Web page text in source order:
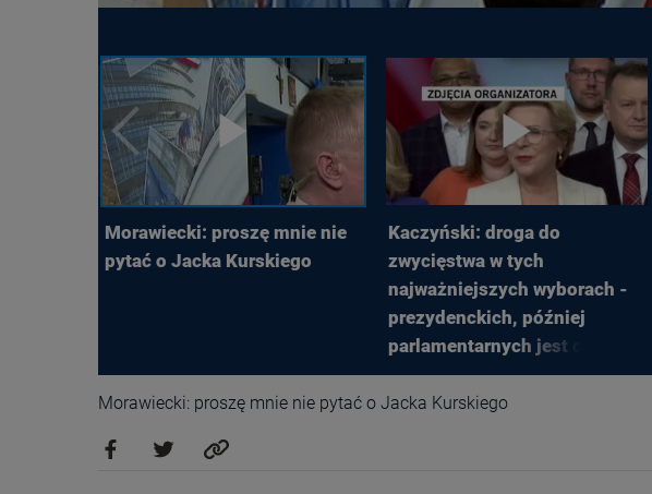
Morawiecki: proszę mnie nie
pytać o Jacka Kurskiego
Kaczyński: droga do
zwycięstwa w tych
najważniejszych wyborach -
prezydenckich, później
parlamentarnych jest otwarta
Morawiecki: proszę mnie nie pytać o Jacka Kurskiego